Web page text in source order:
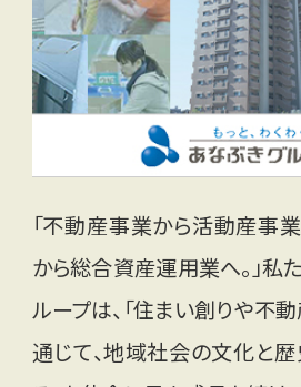
「不動産事業から活動産事
から総合資産運用業へ。」私
ループは、「住まい創りや不
通じて、地域社会の文化と